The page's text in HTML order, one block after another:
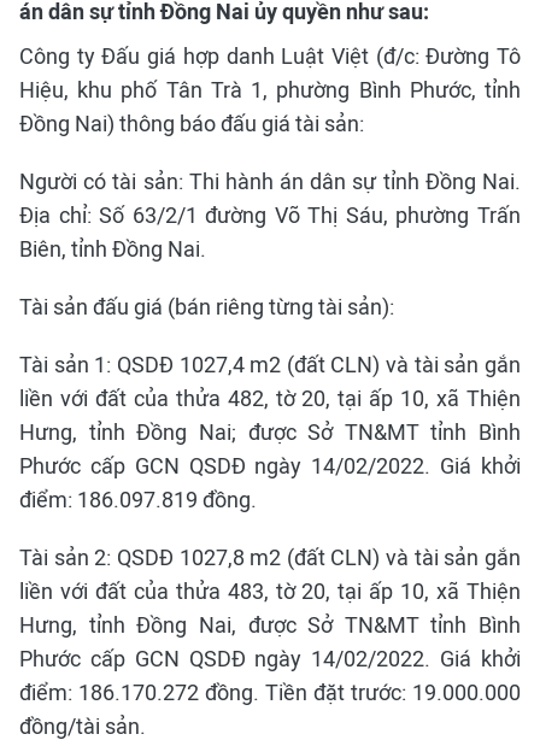
án dân sự tỉnh Đồng Nai ủy quyền như sau:
Công ty Đấu giá hợp danh Luật Việt (đ/c: Đường Tô
Hiệu, khu phố Tân Trà 1, phường Bình Phước, tỉnh
Đồng Nai) thông báo đấu giá tài sản:
Người có tài sản: Thi hành án dân sự tỉnh Đồng Nai.
Địa chỉ: Số 63/2/1 đường Võ Thị Sáu, phường Trấn
Biên, tỉnh Đồng Nai.
Tài sản đấu giá (bán riêng từng tài sản):
Tài sản 1: QSDĐ 1027,4 m2 (đất CLN) và tài sản gắn
liền với đất của thửa 482, tờ 20, tại ấp 10, xã Thiện
Hưng, tỉnh Đồng Nai; được Sở TN&MT tỉnh Bình
Phước cấp GCN QSDĐ ngày 14/02/2022. Giá khởi
điểm: 186.097.819 đồng.
Tài sản 2: QSDĐ 1027,8 m2 (đất CLN) và tài sản gắn
liền với đất của thửa 483, tờ 20, tại ấp 10, xã Thiện
Hưng, tỉnh Đồng Nai, được Sở TN&MT tỉnh Bình
Phước cấp GCN QSDĐ ngày 14/02/2022. Giá khởi
điểm: 186.170.272 đồng. Tiền đặt trước: 19.000.000
đồng/tài sản.